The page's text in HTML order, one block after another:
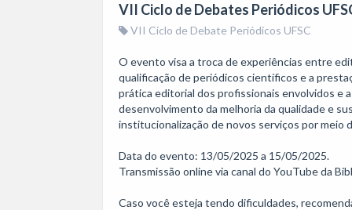
VII Ciclo de Debates Periódicos
VII Ciclo de Debate Periódicos UFSC
O evento visa a troca de experiências entre
qualificação de periódicos científicos e a
prática editorial dos profissionais envolvidos e
desenvolvimento da melhoria da qualidade e
institucionalização de novos serviços por meio
Data do evento: 13/05/2025 a 15/05/2025.
Transmissão online via canal do YouTube da
Caso você esteja tendo dificuldades,